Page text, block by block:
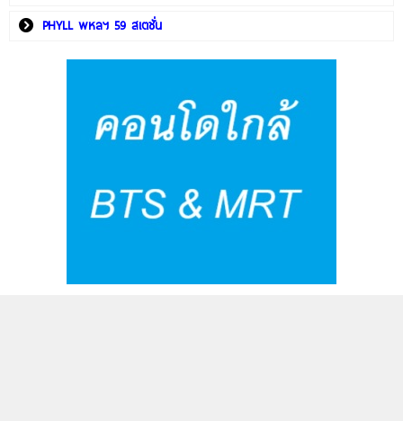
PHYLL พหลฯ 59 สเตชั่น